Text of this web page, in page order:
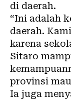
di daerah.
“Ini adalah
daerah.
karena
Sitaro
provinsi
Ia juga